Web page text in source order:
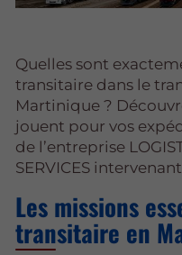
Quelles sont
transitaire dans le
Martinique ?
jouent pour vos
de l’entreprise
SERVICES
Les missions
transitaire en